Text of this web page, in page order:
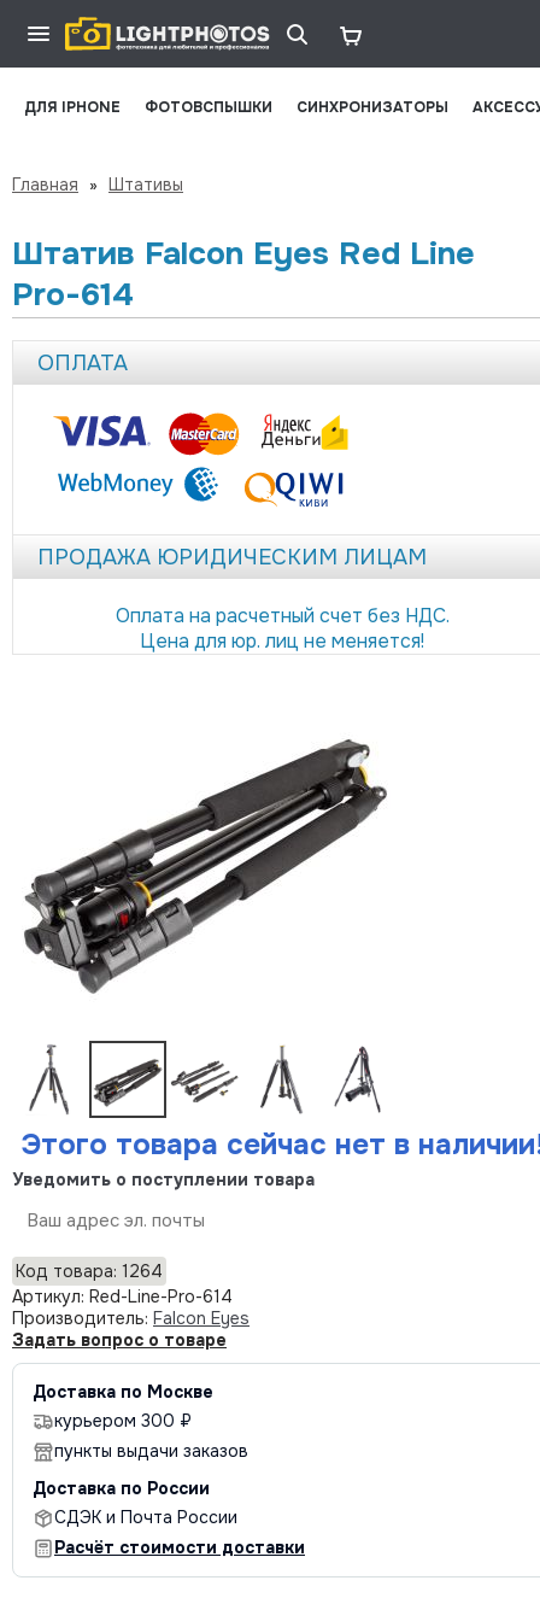
ДЛЯ IPHONE ФОТОВСПЫШКИ СИНХРОНИЗАТОРЫ
Главная » Штативы
Штатив Falcon Eyes Red Line
Pro-614
ОПЛАТА
ПРОДАЖА ЮРИДИЧЕСКИМ ЛИЦАМ
Оплата на расчетный счет без НДС.
Цена для юр. лиц не меняется!
Этого товара сейчас нет в
Уведомить о поступлении товара
Код товара: 1264
Артикул: Red-Line-Pro-614
Производитель: Falcon Eyes
Задать вопрос о товаре
Доставка по Москве
курьером 300 ₽
пункты выдачи заказов
Доставка по России
СДЭК и Почта России
Расчёт стоимости доставки